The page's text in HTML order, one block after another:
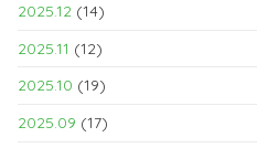
2025.12 (14)
2025.11 (12)
2025.10 (19)
2025.09 (17)